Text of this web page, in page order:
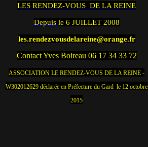
LES RENDEZ-VOUS DE LA REINE
Depuis le 6 JUILLET 2008
les.rendezvousdelareine@orange.fr
Contact Yves Boireau 06 17 34 33 72
ASSOCIATION LE RENDEZ-VOUS DE LA REINE -
W302012629 déclarée en Préfecture du Gard le 12 octobre
2015